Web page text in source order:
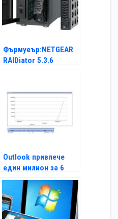
Фърмуеър:NETGEAR
RAIDiator 5.3.6
Outlook привлече
един милион за 6
часа